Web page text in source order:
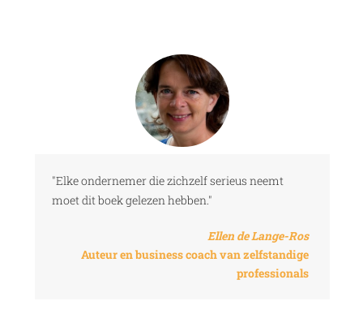
"Elke ondernemer die zichzelf serieus neemt
moet dit boek gelezen hebben."
Ellen de Lange-Ros
Auteur en business coach van zelfstandige
professionals